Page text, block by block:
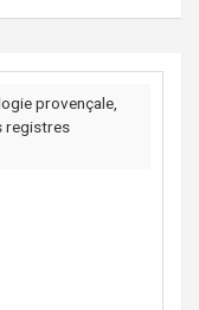
provençale,
registres